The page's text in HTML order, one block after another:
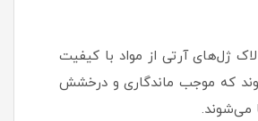
لاک ژل‌های آرتی از مواد با کیفیت
که موجب ماندگاری و درخشش
می‌شوند.